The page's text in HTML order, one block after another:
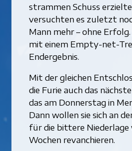
strammen Schuss
versuchten es zuletzt
Mann mehr – ohne
mit einem Empty-net-
Endergebnis.
Mit der gleichen
die Furie auch das
das am Donnerstag in
Dann wollen sie sich an
für die bittere Niederlage
Wochen revanchieren.